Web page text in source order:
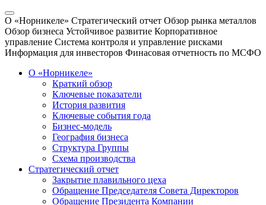
О «Норникеле» Стратегический отчет Обзор рынка металлов
Обзор бизнеса Устойчивое развитие Корпоративное
управление Система контроля и управление рисками
Информация для инвесторов Финасовая отчетность по МСФО
О «Норникеле»
Краткий обзор
Ключевые показатели
История развития
Ключевые события года
Бизнес-модель
География бизнеса
Структура Группы
Схема производства
Стратегический отчет
Закрытие плавильного цеха
Обращение Председателя Совета Директоров
Обращение Президента Компании